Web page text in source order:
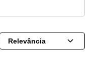
Relevância